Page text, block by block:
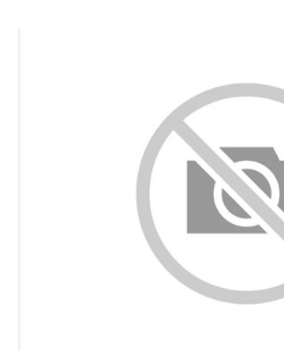
ΕΝΑΛΛΑΚΤΙΚΑ
ΑΥΤΑΡΚΕΙΑ